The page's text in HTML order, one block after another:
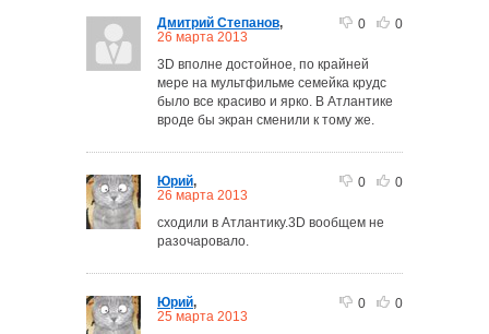
0 0
Дмитрий Степанов,
26 марта 2013
3D вполне достойное, по крайней
мере на мультфильме семейка крудс
было все красиво и ярко. В Атлантике
вроде бы экран сменили к тому же.
0 0
Юрий,
26 марта 2013
сходили в Атлантику.3D вообщем не
разочаровало.
0 0
Юрий,
25 марта 2013